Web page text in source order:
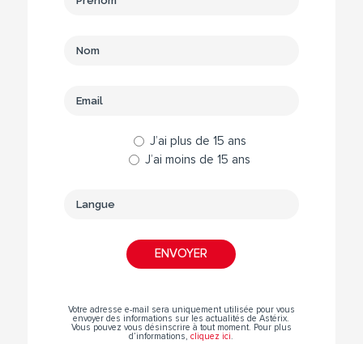
J’ai plus de 15 ans
J’ai moins de 15 ans
Votre adresse e-mail sera uniquement utilisée pour vous
envoyer des informations sur les actualités de Astérix.
Vous pouvez vous désinscrire à tout moment. Pour plus
d’informations,cliquez ici.